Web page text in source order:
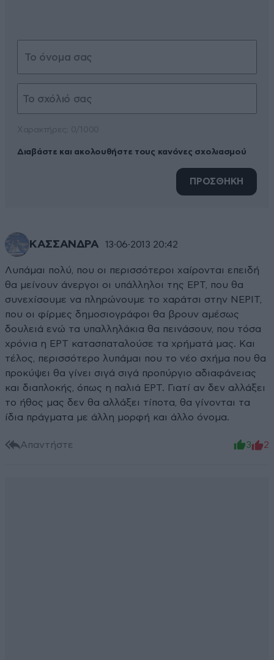
Διαβάστε και ακολουθήστε τους κανόνες σχολιασμού
ΠΡΟΣΘΗΚΗ
ΚΑΣΣΑΝΔΡΑ 13·06·2013 20:42
Λυπάμαι πολύ, που οι περισσότεροι χαίρονται επειδή
θα μείνουν άνεργοι οι υπάλληλοι της ΕΡΤ, που θα
συνεχίσουμε να πληρώνουμε το χαράτσι στην ΝΕΡΙΤ,
που οι φίρμες δημοσιογράφοι θα βρουν αμέσως
δουλειά ενώ τα υπαλληλάκια θα πεινάσουν, που τόσα
χρόνια η ΕΡΤ κατασπαταλούσε τα χρήματά μας. Και
τέλος, περισσότερο λυπάμαι που το νέο σχήμα που θα
προκύψει θα γίνει σιγά σιγά προπύργιο αδιαφάνειας
και διαπλοκής, όπως η παλιά ΕΡΤ. Γιατί αν δεν αλλάξει
το ήθος μας δεν θα αλλάξει τίποτα, θα γίνονται τα
ίδια πράγματα με άλλη μορφή και άλλο όνομα.
Απαντήστε 3 2